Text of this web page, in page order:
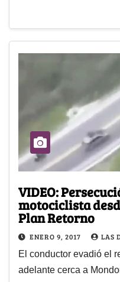
VIDEO:
motociclista
Plan Retorno
ENERO 9, 2017 LAS
El conductor evadió el
adelante cerca a